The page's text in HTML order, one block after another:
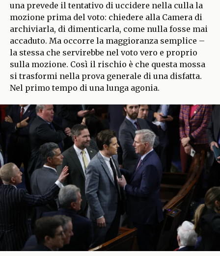
una prevede il tentativo di uccidere nella culla la
mozione prima del voto: chiedere alla Camera di
archiviarla, di dimenticarla, come nulla fosse mai
accaduto. Ma occorre la maggioranza semplice –
la stessa che servirebbe nel voto vero e proprio
sulla mozione. Così il rischio è che questa mossa
si trasformi nella prova generale di una disfatta.
Nel primo tempo di una lunga agonia.